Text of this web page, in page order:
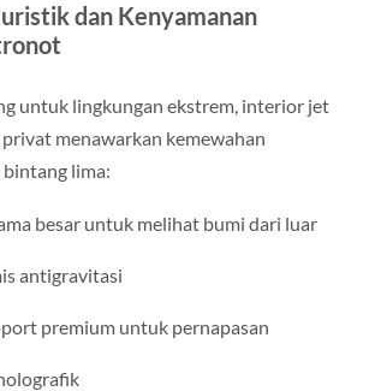
dan Kenyamanan
untuk lingkungan ekstrem, interior jet
privat menawarkan kemewahan
lima:
besar untuk melihat bumi dari luar
antigravitasi
premium untuk pernapasan